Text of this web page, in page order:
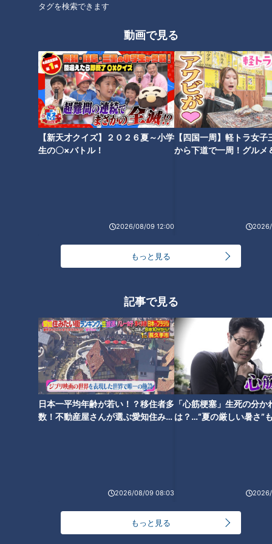
タグを検索できます
動画で見る
【新天才クイズ】２０２６夏～小学
生の〇×バトル！
2026/08/09 12:00
【四国一周】軽トラ女子
から下道で一周！グルメ
もっと見る
記事で見る
日本一平均年齢が若い！？移住者多
数！不動産屋さんが選ぶ愛知住みた
2026/08/09 08:03
「心筋梗塞」生死の分か
は？…“夏の厳しい暑さ”
もっと見る
刺されないための3つのポイント！
CBCテレビ：画像 『チャント！』
蚊は血を吸うターゲットを、どのように決めるのでしょうか？
蚊の生態を研究している東京農業大学の長島孝行教授に聞きま
のポイントは3つあります」と解答。
1つ目は「色」。蚊は暗いところを好むので、黒や紫など、色
の濃いものに集まる習性があります。黒は太陽の熱を吸収して
体温を上げる色なので、体温の高いものに引き付けられる蚊が
集まりやすくなります。外で長い時間を過ごす時は、明るい色
の服で過ごしてください！
量が増える時、例えば、お酒を飲んだ後や運動をした後は要注